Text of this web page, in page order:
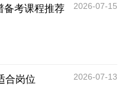
备考课程推荐 2026-07-15
合岗位 2026-07-13